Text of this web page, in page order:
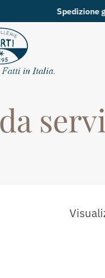
ordini superiori ai49€